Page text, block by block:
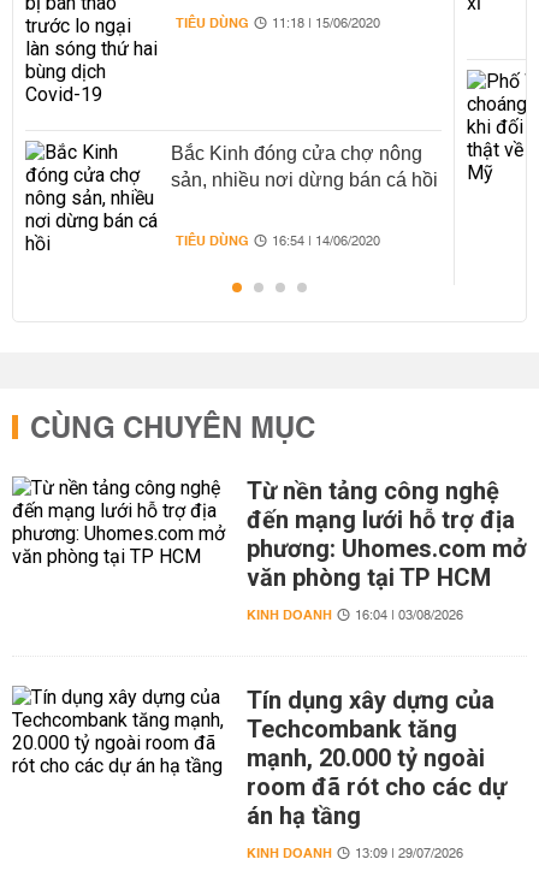
Covid-19
TIÊU DÙNG 11:18 | 15/06/2020
Bắc Kinh đóng cửa chợ nông
sản, nhiều nơi dừng bán cá hồi
TIÊU DÙNG 16:54 | 14/06/2020
CÙNG CHUYÊN MỤC
Từ nền tảng công nghệ
đến mạng lưới hỗ trợ địa
phương: Uhomes.com mở
văn phòng tại TP HCM
KINH DOANH 16:04 | 03/08/2026
Tín dụng xây dựng của
Techcombank tăng
mạnh, 20.000 tỷ ngoài
room đã rót cho các dự
án hạ tầng
KINH DOANH 13:09 | 29/07/2026